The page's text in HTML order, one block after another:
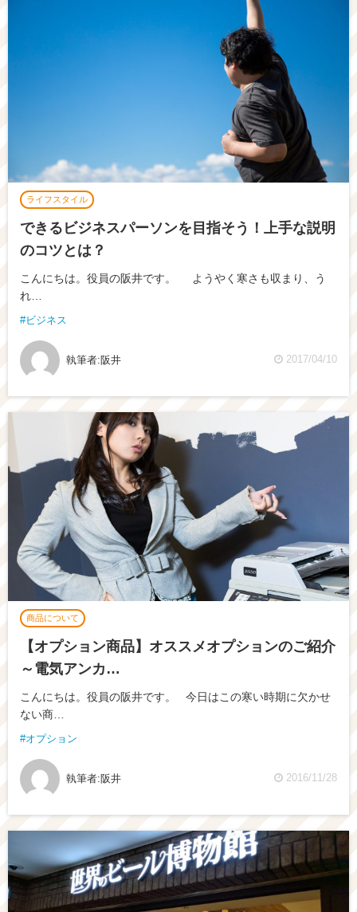
ライフスタイル
できるビジネスパーソンを目指そう！上手な説明
のコツとは？
こんにちは。役員の阪井です。 ようやく寒さも収まり、う
れ…
ビジネス
執筆者:阪井 2017/04/10
商品について
【オプション商品】オススメオプションのご紹介
～電気アンカ…
こんにちは。役員の阪井です。 今日はこの寒い時期に欠かせ
ない商…
オプション
執筆者:阪井 2016/11/28